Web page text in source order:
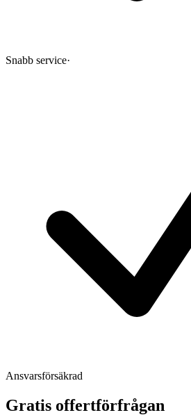
Snabb service·
Ansvarsförsäkrad
Gratis offertförfrågan